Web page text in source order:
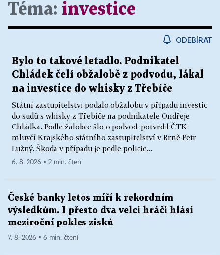
Téma: investice
ODEBÍRAT
Bylo to takové letadlo. Podnikatel
Chládek čelí obžalobě z podvodu, lákal
na investice do whisky z Třebíče
Státní zastupitelství podalo obžalobu v případu investic
do sudů s whisky z Třebíče na podnikatele Ondřeje
Chládka. Podle žalobce šlo o podvod, potvrdil ČTK
mluvčí Krajského státního zastupitelství v Brně Petr
Lužný. Škoda v případu je podle policie...
6. 8. 2026 ▪ 2 min. čtení
České banky letos míří k rekordním
výsledkům. I přesto dva velcí hráči hlásí
meziroční pokles zisků
7. 8. 2026 ▪ 6 min. čtení